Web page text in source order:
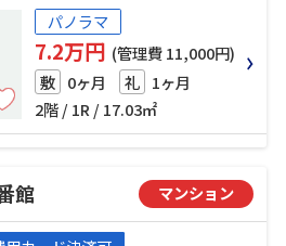
パノラマ
7.2万円 (管理費 11,000円)
敷 0ヶ月 礼 1ヶ月
2階 / 1R / 17.03㎡
館 マンション